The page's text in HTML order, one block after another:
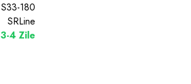
S33-180
SRLine
4 Zile